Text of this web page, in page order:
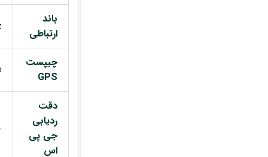
باند
ارتباطی
چیپست
GPS
دقت
ردیابی
جی پی
اس